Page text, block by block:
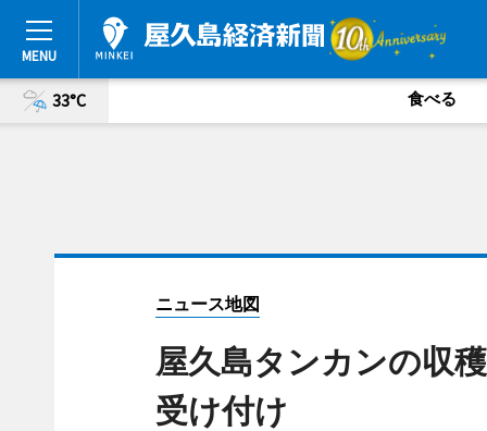
33°C 食べる
ニュース地図
屋久島タンカンの収
受け付け